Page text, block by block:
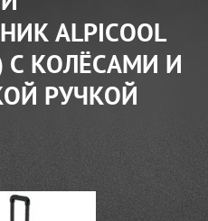
ALPICOOL
С КОЛЁСАМИ И
РУЧКОЙ